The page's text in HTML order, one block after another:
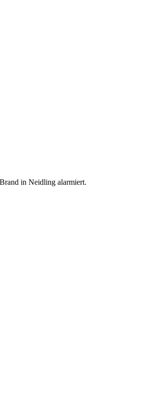
in Neidling alarmiert.